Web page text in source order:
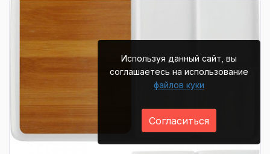
Используя данный сайт, вы
соглашаетесь на использование
файлов куки
Согласиться